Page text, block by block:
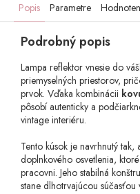
Popis Parametre
Podrobný popis
Lampa reflektor vnesie do
priemyselných priestorov,
prvok. Vďaka kombinácii
pôsobí autenticky a
vintage interiéru.
Tento kúsok je navrhnutý
doplnkového osvetlenia,
pracovni. Jeho stabilná
stane dlhotrvajúcou súčasťou